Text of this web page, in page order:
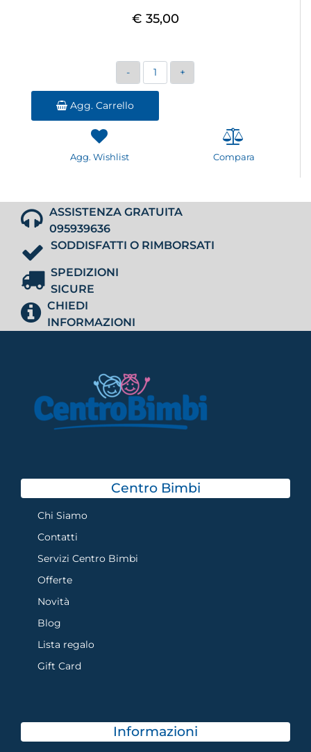
€ 35,00
Quantità
Agg. Carrello
Agg. Wishlist Compara
ASSISTENZA GRATUITA
095939636
SODDISFATTI O RIMBORSATI
SPEDIZIONI
SICURE
CHIEDI
INFORMAZIONI
Centro Bimbi
Chi Siamo
Contatti
Servizi Centro Bimbi
Offerte
Novità
Blog
Lista regalo
Gift Card
Informazioni